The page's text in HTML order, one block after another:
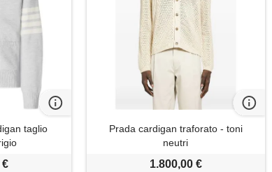
taglio
€
Prada cardigan traforato - toni
neutri
1.800,00 €